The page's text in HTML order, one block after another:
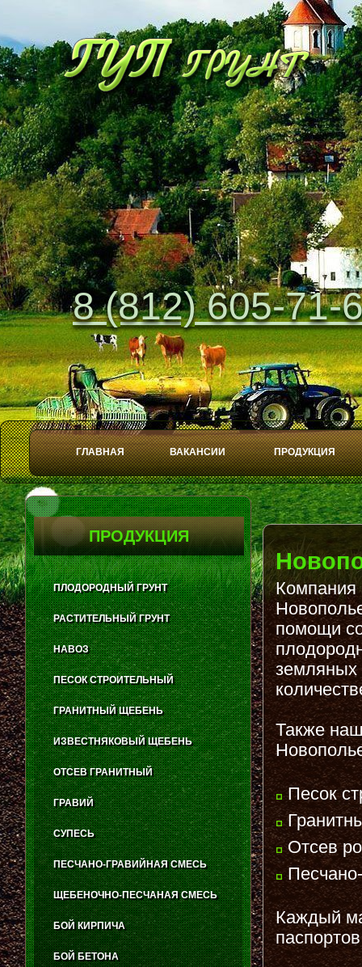
8 (812) 605-71-
ГЛАВНАЯ ВАКАНСИИ ПРОДУКЦИЯ
Play
Stop
Компания
помощи
земляных
Также
Песок
Отсев
Каждый
ПРОДУКЦИЯ
ПЛОДОРОДНЫЙ ГРУНТ
РАСТИТЕЛЬНЫЙ ГРУНТ
НАВОЗ
ПЕСОК СТРОИТЕЛЬНЫЙ
ГРАНИТНЫЙ ЩЕБЕНЬ
ИЗВЕСТНЯКОВЫЙ ЩЕБЕНЬ
ОТСЕВ ГРАНИТНЫЙ
ГРАВИЙ
СУПЕСЬ
ПЕСЧАНО-ГРАВИЙНАЯ СМЕСЬ
ЩЕБЕНОЧНО-ПЕСЧАНАЯ СМЕСЬ
БОЙ КИРПИЧА
БОЙ БЕТОНА